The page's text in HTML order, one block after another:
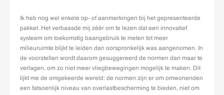
Ik heb nog wel enkele op- of aanmerkingen bij het gepresenteerde
pakket. Het verbaasde mij zéér om te lezen dat een innovatief
systeem om toekomstig baangebruik te meten tot meer
milieuruimte blijkt te leiden dan oorspronkelijk was aangenomen. In
de voorstellen wordt daarom gesuggereerd de normen dan maar te
verlagen, om zo niet meer vliegbewegingen mogelijk te maken. Dit
lijkt me de omgekeerde wereld: de normen zijn er om omwonenden
een fatsoenlijk niveau van overlastbescherming te bieden, niet om